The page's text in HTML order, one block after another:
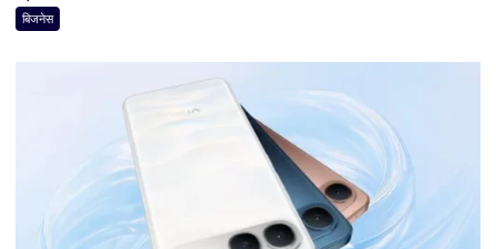
देगा
दस्तक!
8000mAh
7-
इंच
डिस्प्ले
और
बिजनेस